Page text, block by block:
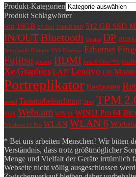
Produkt-Kategorien
Produkt Schlagwörter
8GB 16GB 27 Zoll 256GB SSD 512 GB SSD
IN/OUTBluetooth Celsius DP DVD
Supermutli-Brenner DVI Esprimo Ethernet
Fujitsu günstig HDMI Intel® Core™i5
Xe Graphics LAN Lenovo LTE
Portreplikator Restposten
seriell Tastaturbeleuchtung Tiny TPM
VGA Webcam WIN 11 WIN11 Pro 64 Bit
Windows 11 Pro WLAN WLAN 6
* Bei uns arbeiten Menschen! Wir bitten
Verständnis, dass trotz größtmöglicher
Menge und Vielfalt der Geräte irrtümlich
Webseite nicht völlig ausgeschlossen